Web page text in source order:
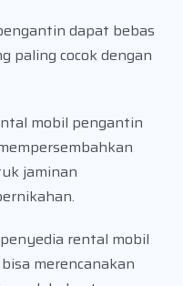
dapat bebas
paling cocok dengan
mobil pengantin
jaminan
rental mobil
merencanakan